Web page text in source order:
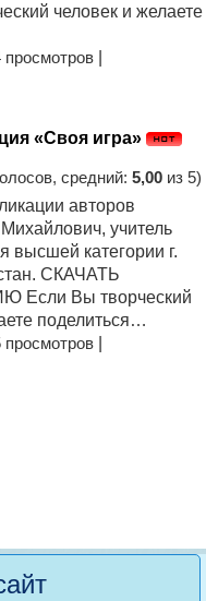
человек и желаете
просмотров
«Своя игра»
средний: 5,00 из 5)
авторов
учитель
высшей категории г.
СКАЧАТЬ
Если Вы творческий
поделиться…
просмотров